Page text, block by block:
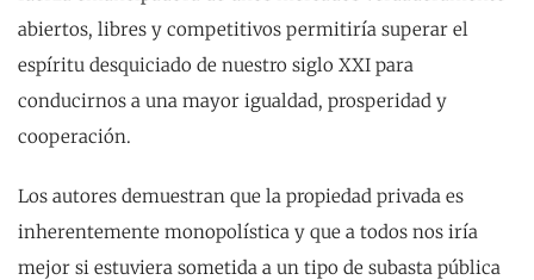
abiertos, libres y competitivos permitiría superar el
espíritu desquiciado de nuestro siglo XXI para
conducirnos a una mayor igualdad, prosperidad y
cooperación.
Los autores demuestran que la propiedad privada es
inherentemente monopolística y que a todos nos iría
mejor si estuviera sometida a un tipo de subasta pública